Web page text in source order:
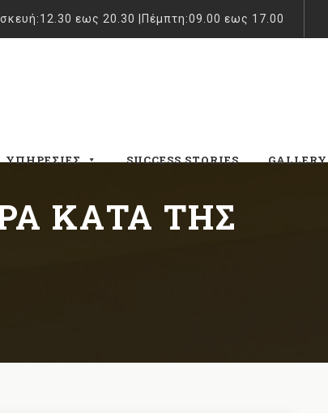
εως 20.30 |Πέμπτη:09.00 εως 17.00
ΥΠΗΡΕΣΊΕΣ SUCCESS STORIES GALLERY
ΚΑΤΆ ΤΗΣ